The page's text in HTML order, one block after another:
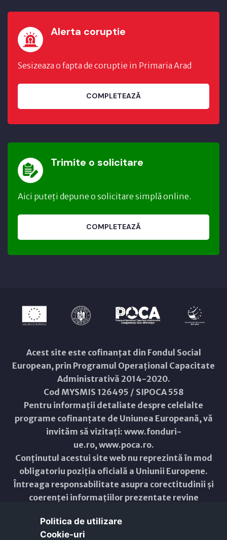
Alerta coruptie
Sesizeaza o fapta de coruptie in Primaria Arad
COMPLETEAZĂ
Trimite o solicitare
Aici puteți depune o solicitare simplă online.
COMPLETEAZĂ
Acest site este cofinanțat din Fondul Social
European, prin Programul Operațional Capacitate
Administrativă 2014-2020.
Cod MYSMIS 126495 / SIPOCA 558
Pentru informații detaliate despre celelalte
programe cofinanțate de Uniunea Europeană, vă
invităm să vizitați: www.fonduri-
ue.ro,www.poca.ro.
Conținutul acestui site web nu reprezintă în mod
obligatoriu poziția oficială a Uniunii Europene.
Întreaga responsabilitate asupra corectitudinii și
coerenței informațiilor prezentate revine
Copyright © 2021 - 2026 -
Politica de utilizare
Cookie-uri‎